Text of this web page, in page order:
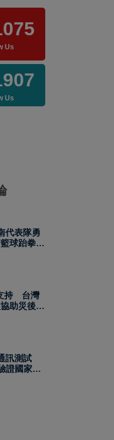
Us
Us
代表隊勇
球跆拳道
持 台灣
助災後復
訊測試
證國家通